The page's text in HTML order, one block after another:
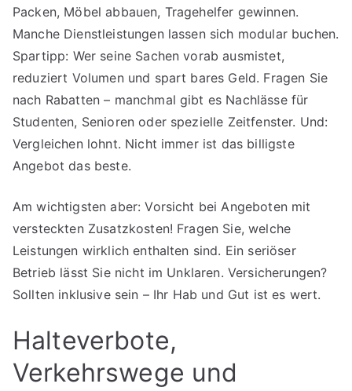
Packen, Möbel abbauen, Tragehelfer gewinnen.
Manche Dienstleistungen lassen sich modular buchen.
Spartipp: Wer seine Sachen vorab ausmistet,
reduziert Volumen und spart bares Geld. Fragen Sie
nach Rabatten – manchmal gibt es Nachlässe für
Studenten, Senioren oder spezielle Zeitfenster. Und:
Vergleichen lohnt. Nicht immer ist das billigste
Angebot das beste.
Am wichtigsten aber: Vorsicht bei Angeboten mit
versteckten Zusatzkosten! Fragen Sie, welche
Leistungen wirklich enthalten sind. Ein seriöser
Betrieb lässt Sie nicht im Unklaren. Versicherungen?
Sollten inklusive sein – Ihr Hab und Gut ist es wert.
Halteverbote,
Verkehrswege und